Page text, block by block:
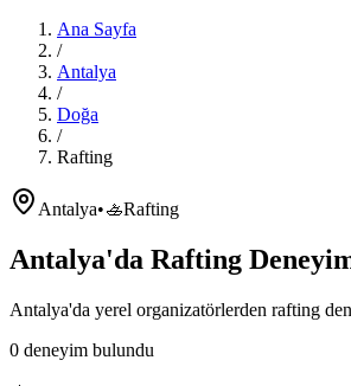
Ana Sayfa
/
Antalya
/
Doğa
/
Rafting
Antalya•🚣Rafting
Antalya'da Rafting
Antalya'da yerel organizatörlerden rafting
0 deneyim bulundu